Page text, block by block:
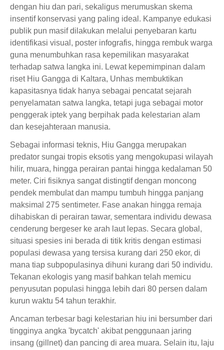
dengan hiu dan pari, sekaligus merumuskan skema
insentif konservasi yang paling ideal. Kampanye edukasi
publik pun masif dilakukan melalui penyebaran kartu
identifikasi visual, poster infografis, hingga rembuk warga
guna menumbuhkan rasa kepemilikan masyarakat
terhadap satwa langka ini. Lewat kepemimpinan dalam
riset Hiu Gangga di Kaltara, Unhas membuktikan
kapasitasnya tidak hanya sebagai pencatat sejarah
penyelamatan satwa langka, tetapi juga sebagai motor
penggerak iptek yang berpihak pada kelestarian alam
dan kesejahteraan manusia.
Sebagai informasi teknis, Hiu Gangga merupakan
predator sungai tropis eksotis yang mengokupasi wilayah
hilir, muara, hingga perairan pantai hingga kedalaman 50
meter. Ciri fisiknya sangat distingtif dengan moncong
pendek membulat dan mampu tumbuh hingga panjang
maksimal 275 sentimeter. Fase anakan hingga remaja
dihabiskan di perairan tawar, sementara individu dewasa
cenderung bergeser ke arah laut lepas. Secara global,
situasi spesies ini berada di titik kritis dengan estimasi
populasi dewasa yang tersisa kurang dari 250 ekor, di
mana tiap subpopulasinya dihuni kurang dari 50 individu.
Tekanan ekologis yang masif bahkan telah memicu
penyusutan populasi hingga lebih dari 80 persen dalam
kurun waktu 54 tahun terakhir.
Ancaman terbesar bagi kelestarian hiu ini bersumber dari
tingginya angka 'bycatch' akibat penggunaan jaring
insang (gillnet) dan pancing di area muara. Selain itu, laju